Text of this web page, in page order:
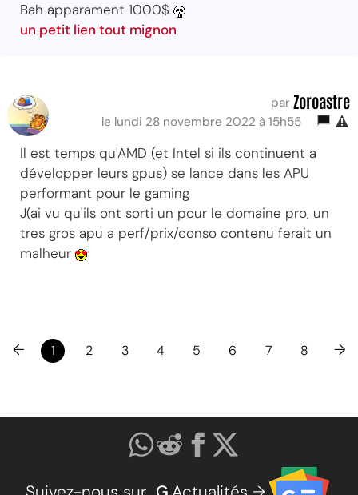
Bah apparament 1000$
un petit lien tout mignon
par Zoroastre
le lundi 28 novembre 2022 à 15h55
Il est temps qu'AMD (et Intel si ils continuent a
développer leurs gpus) se lance dans les APU
performant pour le gaming
J(ai vu qu'ils ont sorti un pour le domaine pro, un
tres gros apu a perf/prix/conso contenu ferait un
malheur
← 1 2 3 4 5 6 7 8 →